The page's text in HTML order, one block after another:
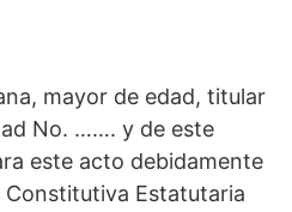
mayor de edad, titular
No. ……. y de este
este acto debidamente
Estatutaria